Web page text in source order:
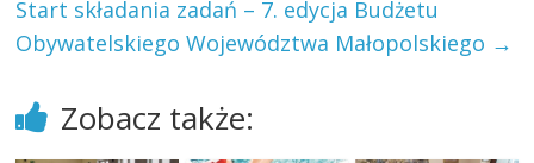
Start składania zadań – 7. edycja Budżetu
Obywatelskiego Województwa Małopolskiego →
Zobacz także: